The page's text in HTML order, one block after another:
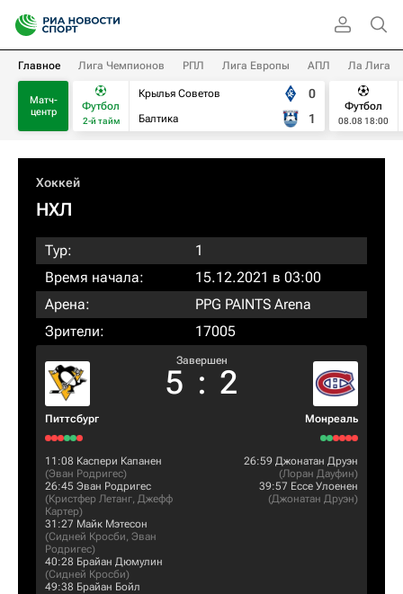
Главное Лига Чемпионов РПЛ Лига Европы АПЛ Ла Лига
Матч-
центр
Футбол
2-й тайм
Крылья Советов
Балтика
0
1
Футбол
08.08 18:00
Хоккей
НХЛ
Тур:
1
Время начала:
15.12.2021 в 03:00
Арена:
PPG PAINTS Arena
Зрители:
17005
Питтсбург
Завершен
5 : 2
Монреаль
11:08 Каспери Капанен
(Эван Родригес)
26:45 Эван Родригес
(Кристфер Летанг, Джефф
Картер)
31:27 Майк Мэтесон
(Сидней Кросби, Эван
Родригес)
40:28 Брайан Дюмулин
(Сидней Кросби)
49:38 Брайан Бойл
26:59 Джонатан Друэн
(Лоран Дауфин)
39:57 Ессе Улоенен
(Джонатан Друэн)